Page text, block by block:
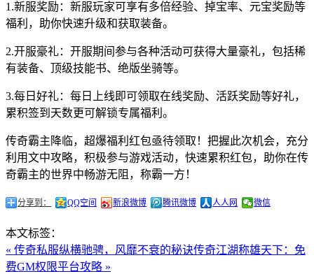
1.新服奖励：新服玩家可享有多倍经验、掉宝率、元宝奖励等
福利，助你快速升级和获取装备。
2.开服豪礼：开服期间参与各种活动可获得大量豪礼，包括稀
有装备、顶级技能书、绝版坐骑等。
3.每日好礼：每日上线即可领取在线奖励、活跃奖励等好礼，
累积签到天数更可解锁专属福利。
传奇霸主降临，超爆福利红包亟待领取！把握此次机会，充分
利用文中攻略，积极参与游戏活动，快速累积红包，助你在传
奇霸主的世界中畅游无阻，称霸一方！
分享到： QQ空间 新浪微博 腾讯微博 人人网 微信
本文标签：
« 传奇私服纵横驰骋，风靡不衰的秘诀传奇江湖称雄天下：免
费GM权限平台攻略 »